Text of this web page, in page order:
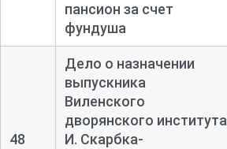
пансион за счет
фундуша
48
Дело о назначении
выпускника
Виленского
дворянского института
И. Скарбка-